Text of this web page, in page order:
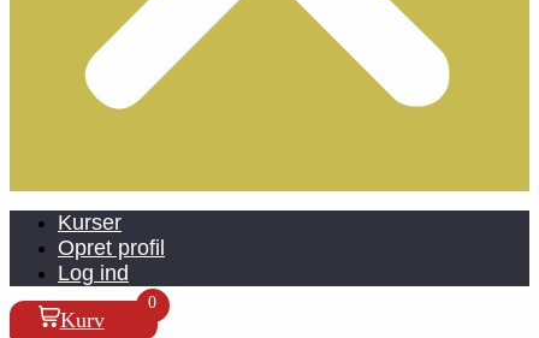
Kurser
Opret profil
Log ind
Kurv
0